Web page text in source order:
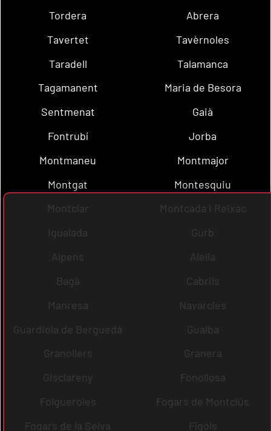
Tordera
Abrera
Tavertet
Tavèrnoles
Taradell
Talamanca
Tagamanent
Maria de Besora
Sentmenat
Gaià
Fontrubí
Jorba
Montmaneu
Montmajor
Montgat
Montesquiu
Montclar
Montcada i Reixac
Igualada
Gurb
Alpens
Alella
Bagà
Cabrils
Manresa
Navarcles
Guardiola de Berguedà
Gualba
Granollers
Granera
Gisclareny
Fonollosa
Folgueroles
Fogars de Montclús
Fogars de la Selva
Fígols